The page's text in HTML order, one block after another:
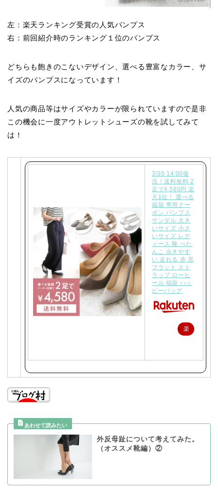
左：楽天ランキング受賞の人気パンプス
右：前回紹介時のランキング１位のパンプス
どちらも飽きのこないデザイン、選べる豊富なカラー、サ
イズのパンプスになっています！
人気の商品等はサイズやカラーが限られていますので是非
この機会に一度アウトレットシューズの靴を試してみて
は！
3/30 14:00復
活！送料無料 2
足で4,580円 楽
天1位！ 選べる
福袋 専用クー
ポン パンプス
サンダル 大き
いサイズ 小さ
いサイズ レデ
ィース 靴 ぺた
んこ 歩きやす
い 走れる 赤 黒
フラット スト
ラップ ローヒ
ール 福袋 ハッ
ピーバッグ
楽
外反母趾について考えてみた。
（オススメ靴編）②